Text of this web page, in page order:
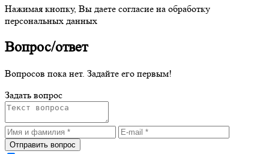
Нажимая кнопку, Вы даете согласие на обработку
персональных данных
Вопрос/ответ
Вопросов пока нет. Задайте его первым!
Задать вопрос